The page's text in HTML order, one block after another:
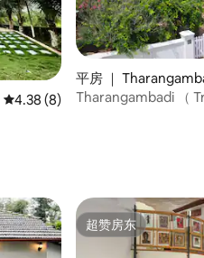
平均评分 4.38 分（满分 5 分），
4.38 (8)
平房 ｜
Tharangambadi （
超赞房东
超赞房东